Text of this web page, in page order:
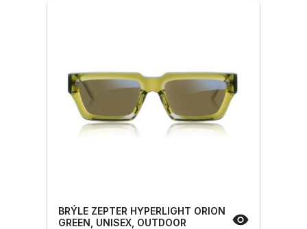
BRÝLE ZEPTER HYPERLIGHT ORION
GREEN, UNISEX, OUTDOOR